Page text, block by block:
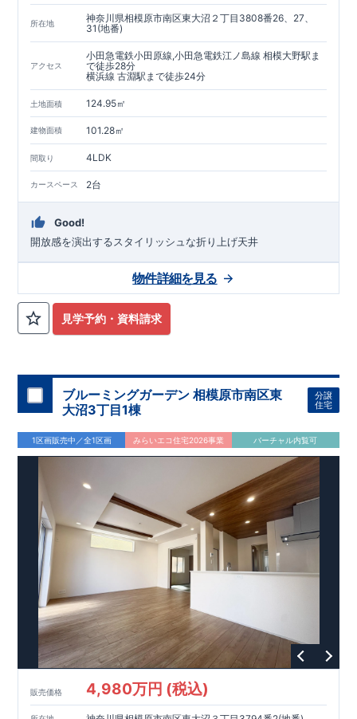
所在地
神奈川県相模原市南区東大沼２丁目3808番26、27、
31(地番)
アクセス
小田急電鉄小田原線,小田急電鉄江ノ島線 相模大野駅ま
で徒歩28分
横浜線 古淵駅まで徒歩24分
土地面積 124.95㎡
建物面積 101.28㎡
間取り 4LDK
カースペース 2台
Good!
開放感を演出するスタイリッシュな折り上げ天井
見学予約・資料請求
物件詳細を見る
ブルーミングガーデン 相模原市南区東
大沼3丁目1棟
分譲
住宅
1区画販売中／全1区画 みらいエコ住宅2026事業 バーチャル内覧可
販売価格 4,980万円 (税込)